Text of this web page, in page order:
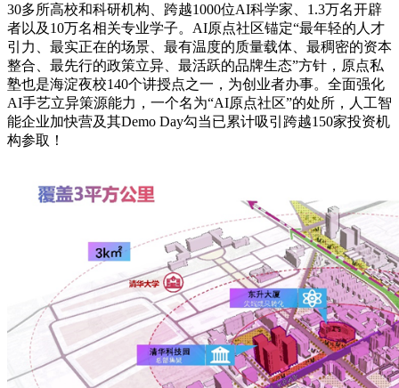
30多所高校和科研机构、跨越1000位AI科学家、1.3万名开辟
者以及10万名相关专业学子。AI原点社区锚定“最年轻的人才
引力、最实正在的场景、最有温度的质量载体、最稠密的资本
整合、最先行的政策立异、最活跃的品牌生态”方针，原点私
塾也是海淀夜校140个讲授点之一，为创业者办事。全面强化
AI手艺立异策源能力，一个名为“AI原点社区”的处所，人工智
能企业加快营及其Demo Day勾当已累计吸引跨越150家投资机
构参取！